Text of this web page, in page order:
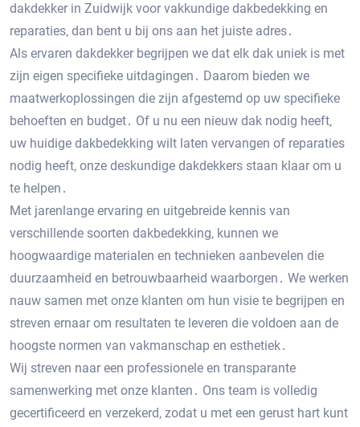
dakdekker in Zuidwijk voor vakkundige dakbedekking en
reparaties‚ dan bent u bij ons aan het juiste adres․
Als ervaren dakdekker begrijpen we dat elk dak uniek is met
zijn eigen specifieke uitdagingen․ Daarom bieden we
maatwerkoplossingen die zijn afgestemd op uw specifieke
behoeften en budget․ Of u nu een nieuw dak nodig heeft‚
uw huidige dakbedekking wilt laten vervangen of reparaties
nodig heeft‚ onze deskundige dakdekkers staan klaar om u
te helpen․
Met jarenlange ervaring en uitgebreide kennis van
verschillende soorten dakbedekking‚ kunnen we
hoogwaardige materialen en technieken aanbevelen die
duurzaamheid en betrouwbaarheid waarborgen․ We werken
nauw samen met onze klanten om hun visie te begrijpen en
streven ernaar om resultaten te leveren die voldoen aan de
hoogste normen van vakmanschap en esthetiek․
Wij streven naar een professionele en transparante
samenwerking met onze klanten․ Ons team is volledig
gecertificeerd en verzekerd‚ zodat u met een gerust hart kunt